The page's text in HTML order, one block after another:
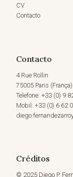
CV
Contacto
Contacto
4 Rue Rollin
75005 Paris (França)
Telefone: +33 (0) 9
Mobil: +33 (0) 6 62
Créditos
© 2025 Diego P.